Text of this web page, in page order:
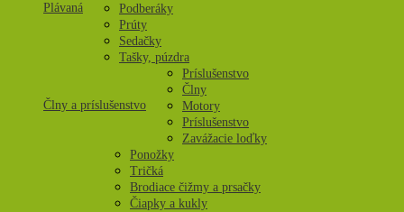
Plávaná
Podberáky
Prúty
Sedačky
Tašky, púzdra
Člny a príslušenstvo
Príslušenstvo
Člny
Motory
Príslušenstvo
Zavážacie loďky
Ponožky
Tričká
Brodiace čižmy a prsačky
Čiapky a kukly